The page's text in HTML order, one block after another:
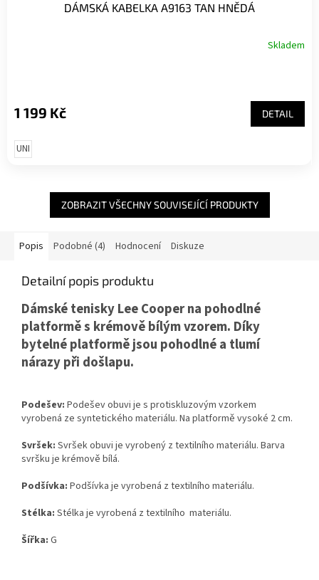
DÁMSKÁ KABELKA A9163 TAN HNĚDÁ
Skladem
1 199 Kč DETAIL
UNI
ZOBRAZIT VŠECHNY SOUVISEJÍCÍ PRODUKTY
Popis Podobné (4) Hodnocení Diskuze
Detailní popis produktu
Dámské tenisky Lee Cooper na pohodlné
platformě s krémově bílým vzorem. Díky
bytelné platformě jsou pohodlné a tlumí
nárazy při došlapu.
Podešev: Podešev obuvi je s protiskluzovým vzorkem
vyrobená ze syntetického materiálu. Na platformě vysoké 2 cm.
Svršek: Svršek obuvi je vyrobený z textilního materiálu. Barva
svršku je krémově bílá.
Podšívka: Podšívka je vyrobená z textilního materiálu.
Stélka: Stélka je vyrobená z textilního materiálu.
Šířka: G